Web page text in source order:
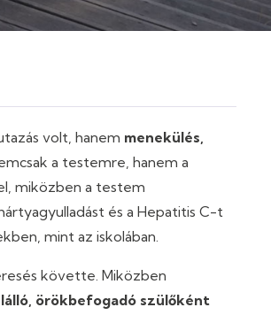
volt, hanem menekülés,
a testemre, hanem a
miközben a testem
és a Hepatitis C-t
mint az iskolában.
követte. Miközben
örökbefogadó szülőként